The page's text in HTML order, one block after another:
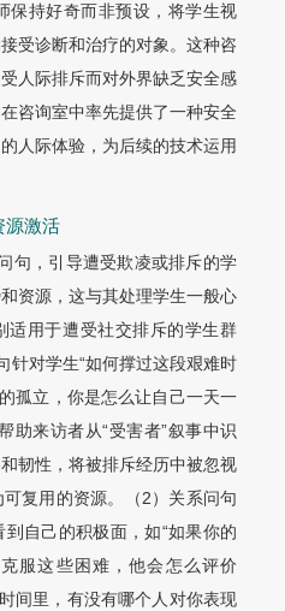
保持好奇而非预设，将学生视
受诊断和治疗的对象。这种咨
人际排斥而对外界缺乏安全感
咨询室中率先提供了一种安全
人际体验，为后续的技术运用
源激活
句，引导遭受欺凌或排斥的学
资源，这与其处理学生一般心
适用于遭受社交排斥的学生群
针对学生“如何撑过这段艰难时
孤立，你是怎么让自己一天一
助来访者从“受害者”叙事中识
韧性，将被排斥经历中被忽视
复用的资源。（2）关系问句
自己的积极面，如“如果你的
服这些困难，他会怎么评价
间里，有没有哪个人对你表现